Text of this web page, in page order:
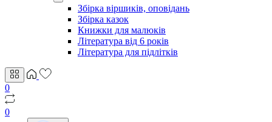
Збірка віршиків, оповідань
Збірка казок
Книжки для малюків
Література від 6 років
Література для підлітків
0
0